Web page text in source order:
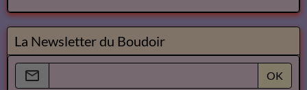
La Newsletter du Boudoir
OK